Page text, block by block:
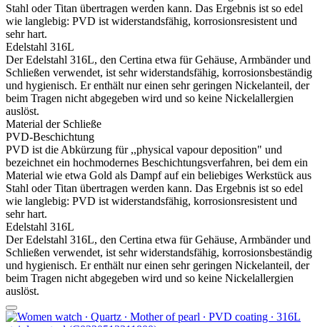
Stahl oder Titan übertragen werden kann. Das Ergebnis ist so edel
wie langlebig: PVD ist widerstandsfähig, korrosionsresistent und
sehr hart.
Edelstahl 316L
Der Edelstahl 316L, den Certina etwa für Gehäuse, Armbänder und
Schließen verwendet, ist sehr widerstandsfähig, korrosionsbeständig
und hygienisch. Er enthält nur einen sehr geringen Nickelanteil, der
beim Tragen nicht abgegeben wird und so keine Nickelallergien
auslöst.
Material der Schließe
PVD-Beschichtung
PVD ist die Abkürzung für ,,physical vapour deposition" und
bezeichnet ein hochmodernes Beschichtungsverfahren, bei dem ein
Material wie etwa Gold als Dampf auf ein beliebiges Werkstück aus
Stahl oder Titan übertragen werden kann. Das Ergebnis ist so edel
wie langlebig: PVD ist widerstandsfähig, korrosionsresistent und
sehr hart.
Edelstahl 316L
Der Edelstahl 316L, den Certina etwa für Gehäuse, Armbänder und
Schließen verwendet, ist sehr widerstandsfähig, korrosionsbeständig
und hygienisch. Er enthält nur einen sehr geringen Nickelanteil, der
beim Tragen nicht abgegeben wird und so keine Nickelallergien
auslöst.